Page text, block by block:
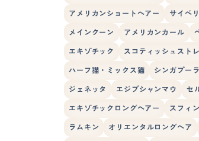
アメリカンショートヘアー サイベ
メインクーン アメリカンカール
エキゾチック スコティッシュスト
ハーフ猫・ミックス猫 シンガプーラ
ジェネッタ エジプシャンマウ セ
エキゾチックロングヘアー スフィ
ラムキン オリエンタルロングヘア